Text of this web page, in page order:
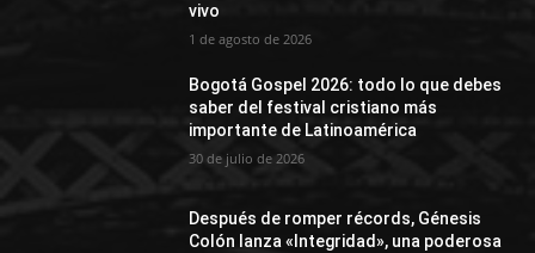
vivo
1 de agosto de 2026
Bogotá Gospel 2026: todo lo que debes
saber del festival cristiano más
importante de Latinoamérica
30 de julio de 2026
Después de romper récords, Génesis
Colón lanza «Integridad», una poderosa